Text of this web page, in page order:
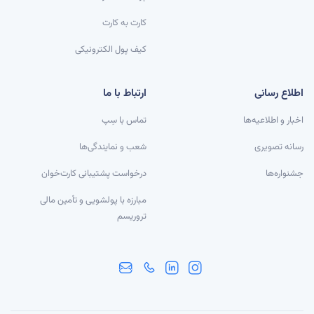
کارت به کارت
کیف پول الکترونیکی
اطلاع رسانی
اخبار و اطلاعیه‌ها
رسانه تصویری
جشنواره‌ها
ارتباط با ما
تماس با سِپ
شعب و نمایندگی‌ها
درخواست پشتیبانی کارت‌خوان
مبارزه با پولشویی و تأمین مالی
تروریسم